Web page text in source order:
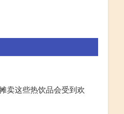
卖这些热饮品会受到欢